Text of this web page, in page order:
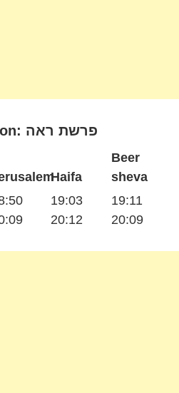
Weekly Torah Portion: פרשת ראה
Haifa
19:03
20:12
Beer
sheva
19:11
20:09